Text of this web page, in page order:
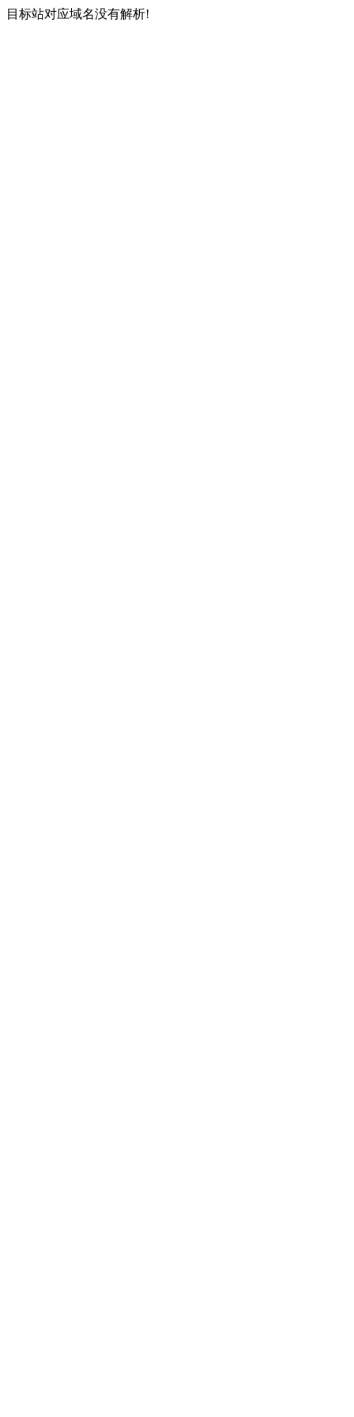
目标站对应域名没有解析!